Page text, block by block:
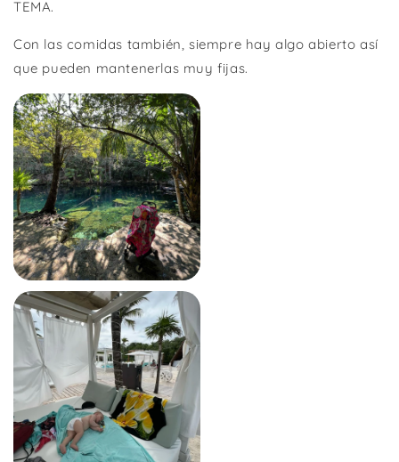
TEMA.
Con las comidas también, siempre hay algo abierto así
que pueden mantenerlas muy fijas.